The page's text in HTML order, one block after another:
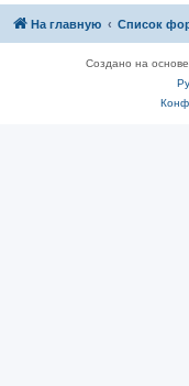
На главную Список
Создано на основе